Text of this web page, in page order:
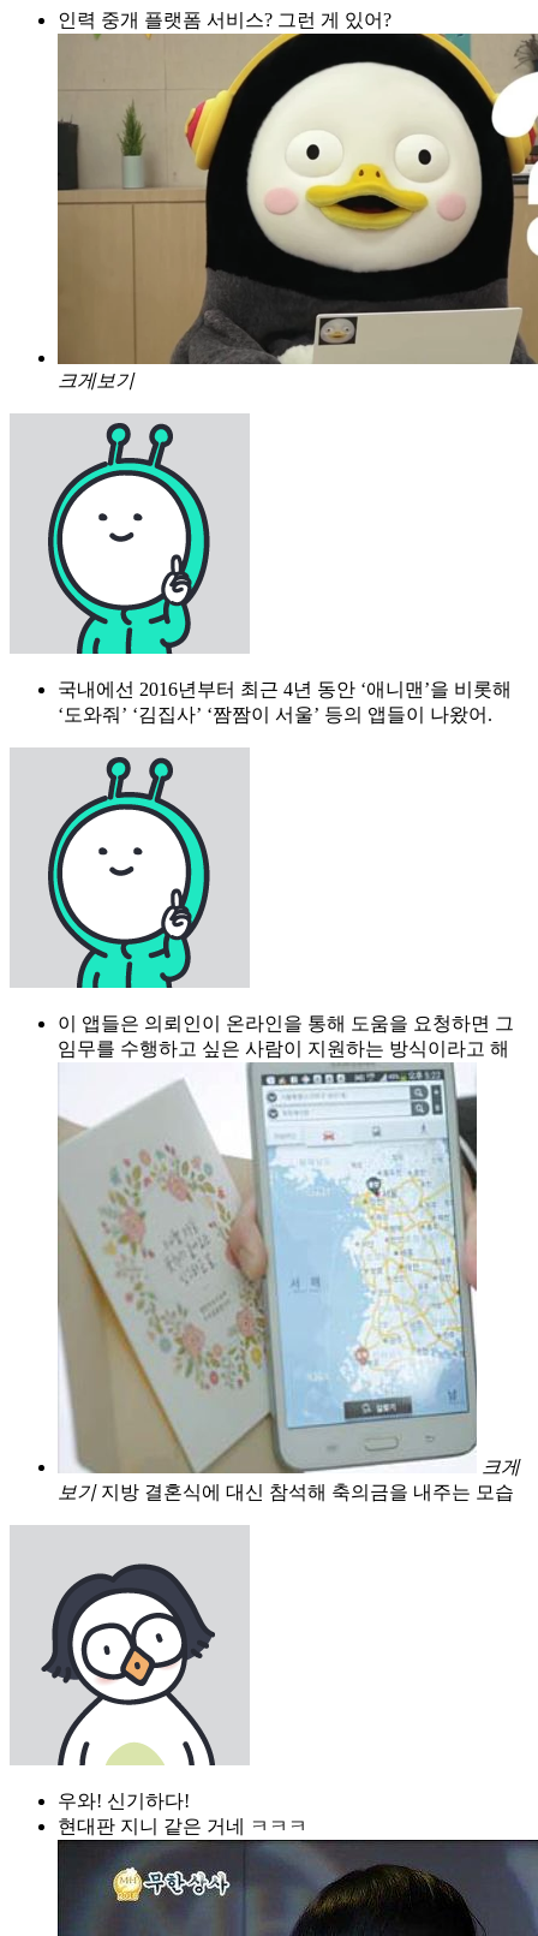
인력 중개 플랫폼 서비스? 그런 게 있어?
크게보기
국내에선 2016년부터 최근 4년 동안 ‘애니맨’을 비롯해
‘도와줘’ ‘김집사’ ‘짬짬이 서울’ 등의 앱들이 나왔어.
이 앱들은 의뢰인이 온라인을 통해 도움을 요청하면 그
임무를 수행하고 싶은 사람이 지원하는 방식이라고 해
크게
보기 지방 결혼식에 대신 참석해 축의금을 내주는 모습
우와! 신기하다!
현대판 지니 같은 거네 ㅋㅋㅋ